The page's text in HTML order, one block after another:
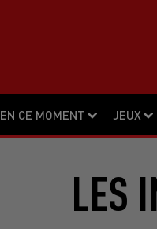
EN CE MOMENT JEUX
LES